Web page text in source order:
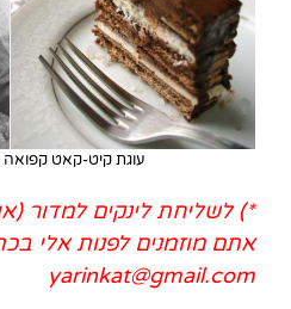
עוגת קיט-קאט
*) לשליחת לינקים למדור
אתם מוזמנים לפנות אלי
yarinkat@gmail.com